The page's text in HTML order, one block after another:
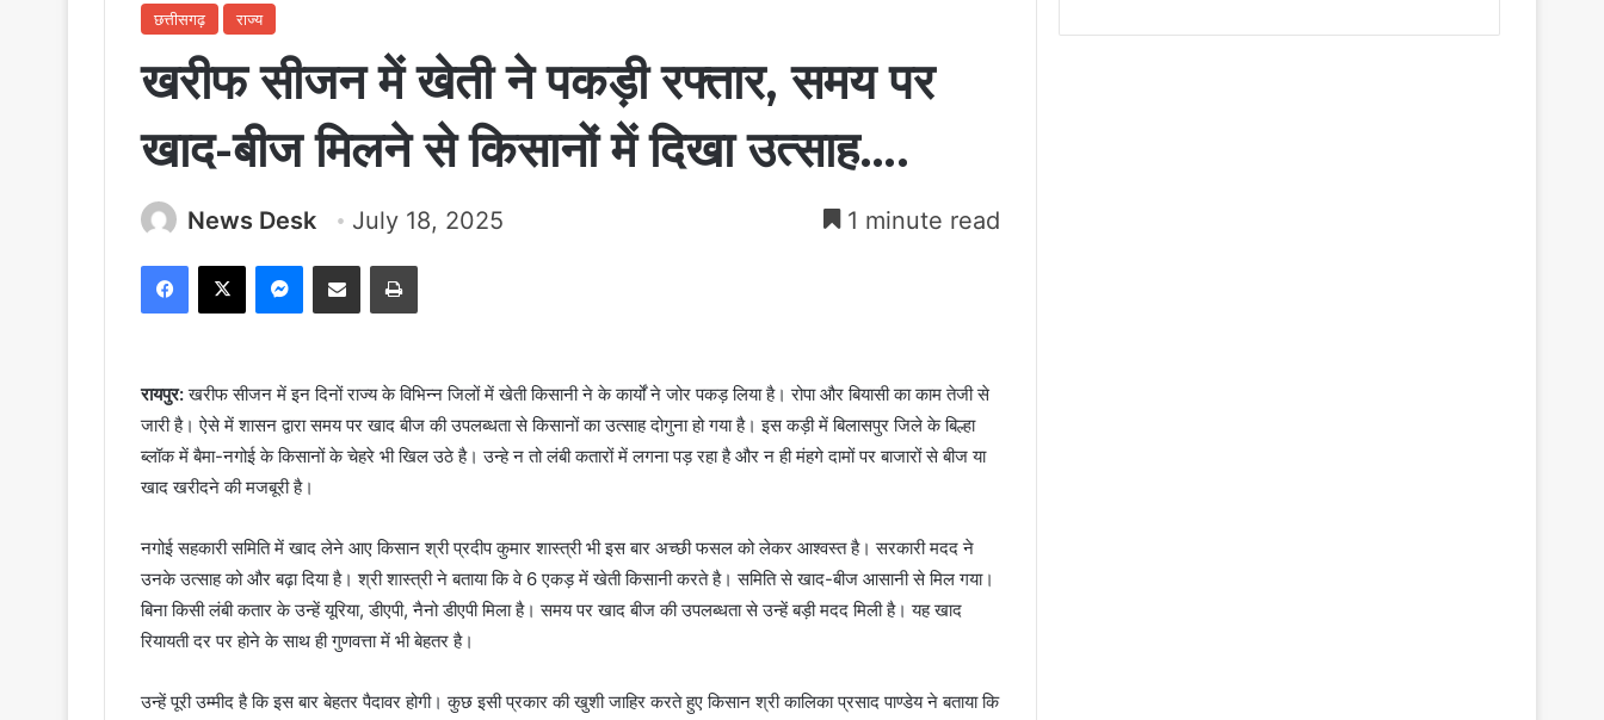
छत्तीसगढ़ राज्य
खरीफ सीजन में खेती ने पकड़ी रफ्तार, समय पर
खाद-बीज मिलने से किसानों में दिखा उत्साह….
News Desk July 18, 2025 1 minute read
Facebook
X Messenger
Share via Email Print
रायपुर:खरीफ सीजन में इन दिनों राज्य के विभिन्न जिलों में खेती किसानी ने के कार्यों ने जोर पकड़ लिया है। रोपा और बियासी का काम तेजी से
जारी है। ऐसे में शासन द्वारा समय पर खाद बीज की उपलब्धता से किसानों का उत्साह दोगुना हो गया है। इस कड़ी में बिलासपुर जिले के बिल्हा
ब्लॉक में बैमा-नगोई के किसानों के चेहरे भी खिल उठे है। उन्हे न तो लंबी कतारों में लगना पड़ रहा है और न ही मंहगे दामों पर बाजारों से बीज या
खाद खरीदने की मजबूरी है।
नगोई सहकारी समिति में खाद लेने आए किसान श्री प्रदीप कुमार शास्त्री भी इस बार अच्छी फसल को लेकर आश्वस्त है। सरकारी मदद ने
उनके उत्साह को और बढ़ा दिया है। श्री शास्त्री ने बताया कि वे 6 एकड़ में खेती किसानी करते है। समिति से खाद-बीज आसानी से मिल गया।
बिना किसी लंबी कतार के उन्हें यूरिया, डीएपी, नैनो डीएपी मिला है। समय पर खाद बीज की उपलब्धता से उन्हें बड़ी मदद मिली है। यह खाद
रियायती दर पर होने के साथ ही गुणवत्ता में भी बेहतर है।
उन्हें पूरी उम्मीद है कि इस बार बेहतर पैदावर होगी। कुछ इसी प्रकार की खुशी जाहिर करते हुए किसान श्री कालिका प्रसाद पाण्डेय ने बताया कि